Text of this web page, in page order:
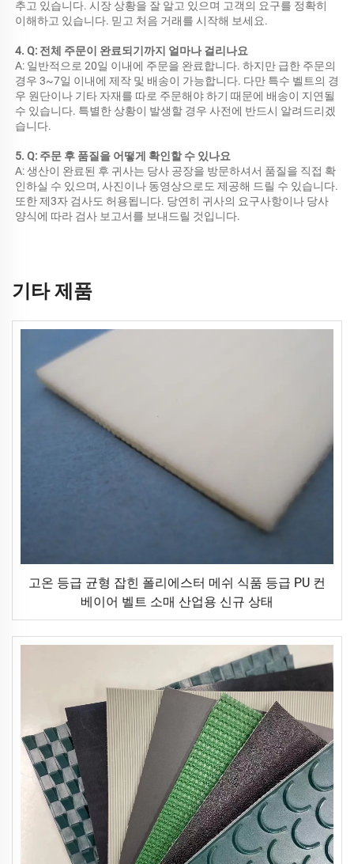
추고 있습니다. 시장 상황을 잘 알고 있으며 고객의 요구를 정확히
이해하고 있습니다. 믿고 처음 거래를 시작해 보세요.
4. Q: 전체 주문이 완료되기까지 얼마나 걸리나요
A: 일반적으로 20일 이내에 주문을 완료합니다. 하지만 급한 주문의
경우 3~7일 이내에 제작 및 배송이 가능합니다. 다만 특수 벨트의 경
우 원단이나 기타 자재를 따로 주문해야 하기 때문에 배송이 지연될
수 있습니다. 특별한 상황이 발생할 경우 사전에 반드시 알려드리겠
습니다.
5. Q: 주문 후 품질을 어떻게 확인할 수 있나요
A: 생산이 완료된 후 귀사는 당사 공장을 방문하셔서 품질을 직접 확
인하실 수 있으며, 사진이나 동영상으로도 제공해 드릴 수 있습니다.
또한 제3자 검사도 허용됩니다. 당연히 귀사의 요구사항이나 당사
양식에 따라 검사 보고서를 보내드릴 것입니다.
기타 제품
고온 등급 균형 잡힌 폴리에스터 메쉬 식품 등급 PU 컨
베이어 벨트 소매 산업용 신규 상태